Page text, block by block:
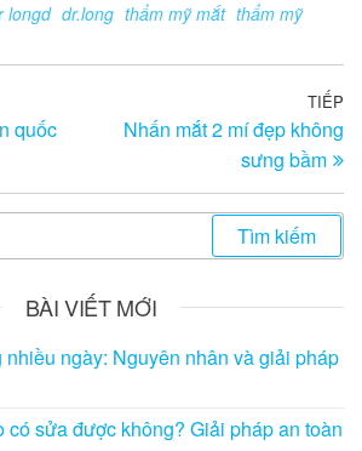
longd dr.long thẩm mỹ mắt thẩm mỹ
quốc
TIẾP
Nhấn mắt 2 mí đẹp không
sưng bầm
BÀI VIẾT MỚI
ngày: Nguyên nhân và giải pháp
có sửa được không? Giải pháp an toàn